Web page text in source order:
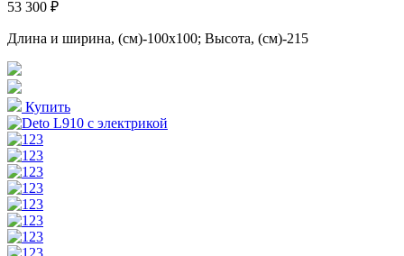
53 300 ₽
Длина и ширина, (см)-100x100; Высота, (см)-215
Купить